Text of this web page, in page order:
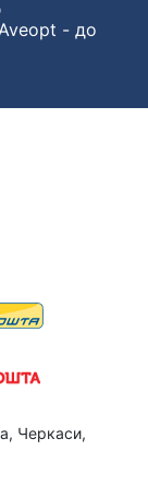
- до
Черкаси,